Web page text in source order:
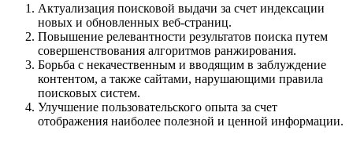
Актуализация поисковой выдачи за счет индексации
новых и обновленных веб-страниц.
Повышение релевантности результатов поиска путем
совершенствования алгоритмов ранжирования.
Борьба с некачественным и вводящим в заблуждение
контентом, а также сайтами, нарушающими правила
поисковых систем.
Улучшение пользовательского опыта за счет
отображения наиболее полезной и ценной информации.